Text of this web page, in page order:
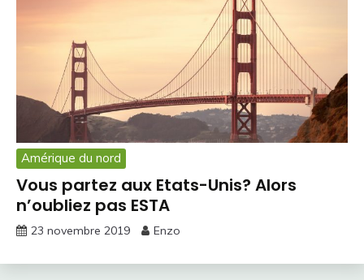
Amérique du nord
Vous partez aux Etats-Unis? Alors
n’oubliez pas ESTA
23 novembre 2019 Enzo